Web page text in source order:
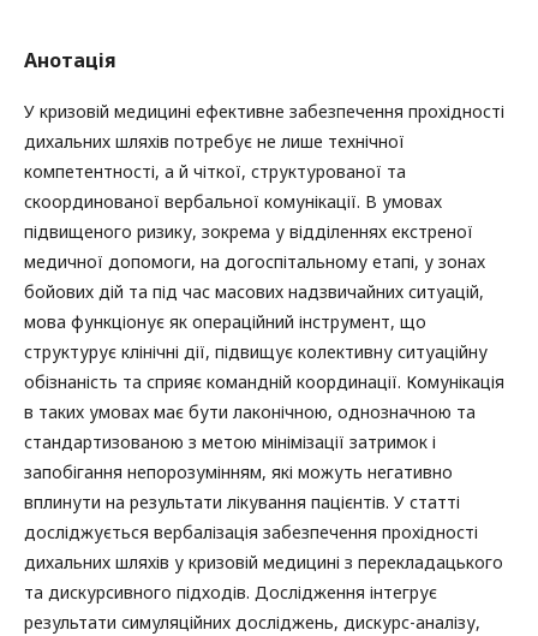
Анотація
У кризовій медицині ефективне забезпечення прохідності
дихальних шляхів потребує не лише технічної
компетентності, а й чіткої, структурованої та
скоординованої вербальної комунікації. В умовах
підвищеного ризику, зокрема у відділеннях екстреної
медичної допомоги, на догоспітальному етапі, у зонах
бойових дій та під час масових надзвичайних ситуацій,
мова функціонує як операційний інструмент, що
структурує клінічні дії, підвищує колективну ситуаційну
обізнаність та сприяє командній координації. Комунікація
в таких умовах має бути лаконічною, однозначною та
стандартизованою з метою мінімізації затримок і
запобігання непорозумінням, які можуть негативно
вплинути на результати лікування пацієнтів. У статті
досліджується вербалізація забезпечення прохідності
дихальних шляхів у кризовій медицині з перекладацького
та дискурсивного підходів. Дослідження інтегрує
результати симуляційних досліджень, дискурс-аналізу,